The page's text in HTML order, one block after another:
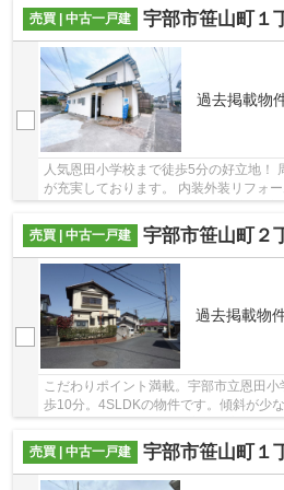
売買 | 中古一戸建 宇部市笹山町１
過去掲載物
人気恩田小学校まで徒歩5分の好立地！
が充実しております。 内装外装リフォ
売買 | 中古一戸建
宇部市笹山町２
過去掲載物
こだわりポイント満載。宇部市立恩田
歩10分。4SLDKの物件です。傾斜が少
売買 | 中古一戸建
宇部市笹山町１